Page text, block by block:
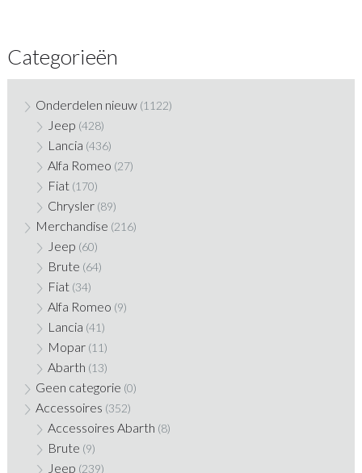
Categorieën
Onderdelen nieuw (1122)
Jeep (428)
Lancia (436)
Alfa Romeo (27)
Fiat (170)
Chrysler (89)
Merchandise (216)
Jeep (60)
Brute (64)
Fiat (34)
Alfa Romeo (9)
Lancia (41)
Mopar (11)
Abarth (13)
Geen categorie (0)
Accessoires (352)
Accessoires Abarth (8)
Brute (9)
Jeep (239)